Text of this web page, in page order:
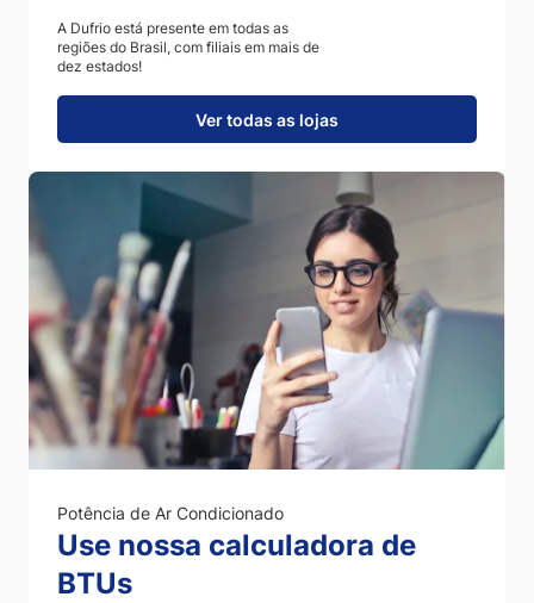
A Dufrio está presente em todas as
regiões do Brasil, com filiais em mais de
dez estados!
Ver todas as lojas
Potência de Ar Condicionado
Use nossa calculadora de
BTUs